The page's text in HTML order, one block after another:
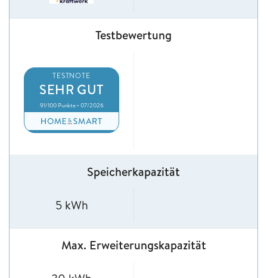
Testbewertung
TESTNOTE
SEHR GUT
91/100 Punkte • 07/2026
Speicherkapazität
5 kWh
Max. Erweiterungskapazität